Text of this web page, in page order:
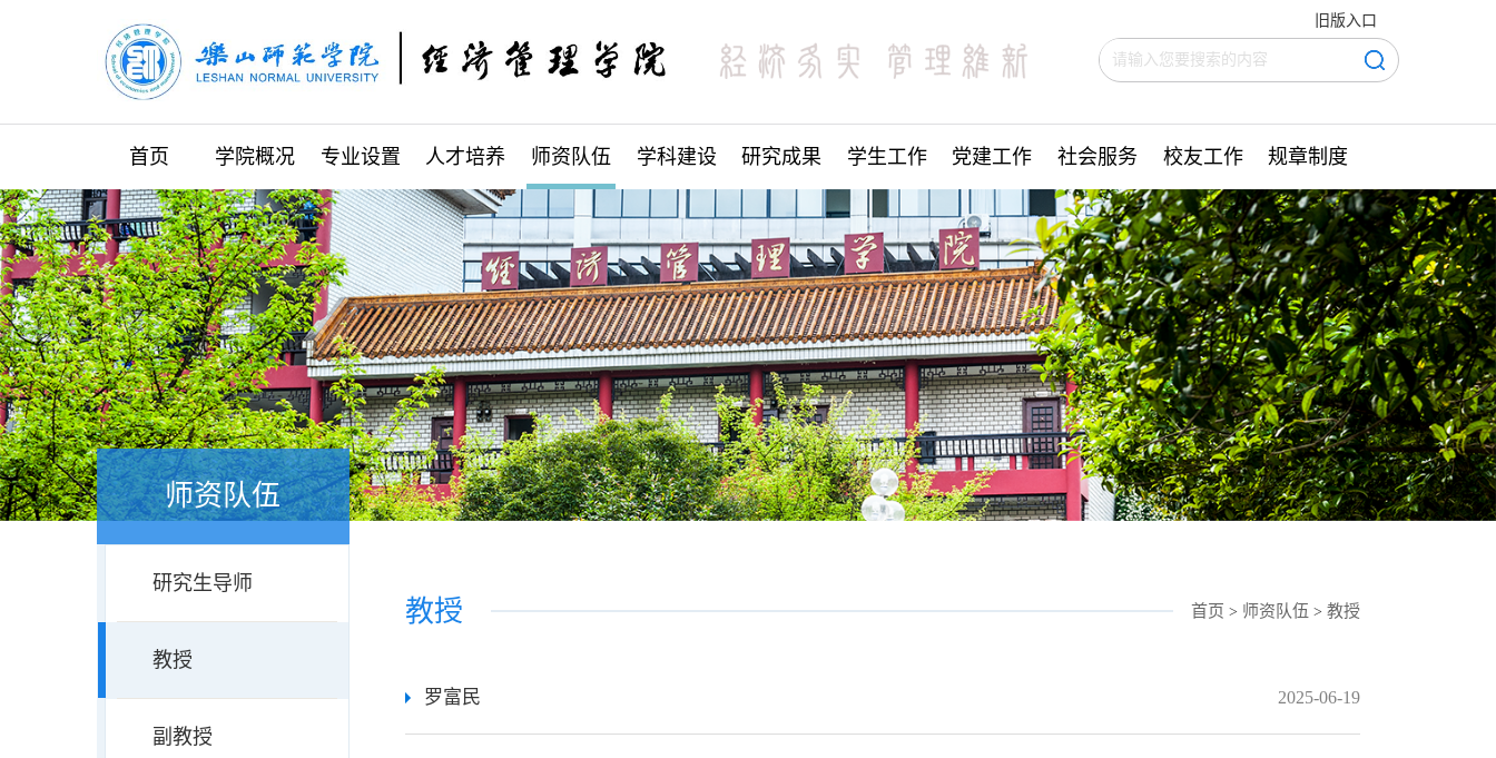
旧版入口
首页 学院概况 专业设置 人才培养 师资队伍 学科建设 研究成果 学生工作 党建工作 社会服务 校友工作 规章制度
师资队伍
研究生导师
教授
副教授
首页 > 师资队伍 > 教授
教授
罗富民 2025-06-19